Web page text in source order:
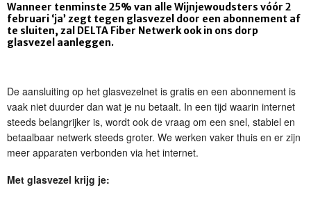
Wanneer tenminste 25% van alle Wijnjewoudsters vóór 2
februari ‘ja’ zegt tegen glasvezel door een abonnement af
te sluiten, zal DELTA Fiber Netwerk ook in ons dorp
glasvezel aanleggen.
De aansluiting op het glasvezelnet is gratis en een abonnement is
vaak niet duurder dan wat je nu betaalt. In een tijd waarin internet
steeds belangrijker is, wordt ook de vraag om een snel, stabiel en
betaalbaar netwerk steeds groter. We werken vaker thuis en er zijn
meer apparaten verbonden via het internet.
Met glasvezel krijg je: